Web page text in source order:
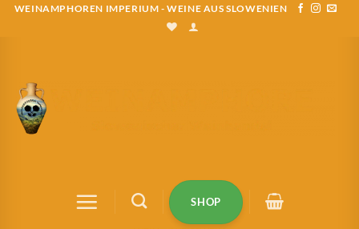
ZumWEINAMPHOREN IMPERIUM - WEINE AUS SLOWENIEN
SHOP